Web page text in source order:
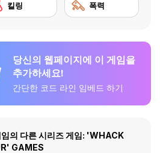
킬링 폭력
당신의 웹페이지에 이 게임을
추가하세요!
간단한 코드 라인 임베드 하기
임의 다른 시리즈 게임: 'WHACK
GAMES